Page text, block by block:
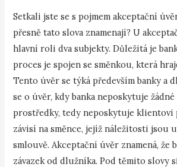
Setkali jste se s pojmem akceptační
přesně tato slova znamenají? U
hlavní roli dva subjekty. Důležitá je
proces je spojen se směnkou, která
Tento úvěr se týká především banky a
se o úvěr, kdy banka neposkytuje
prostředky, tedy neposkytuje klientovi
závisí na směnce, jejíž náležitosti jsou
smlouvě. Akceptační úvěr znamená, že
závazek od dlužníka. Pod těmito slovy